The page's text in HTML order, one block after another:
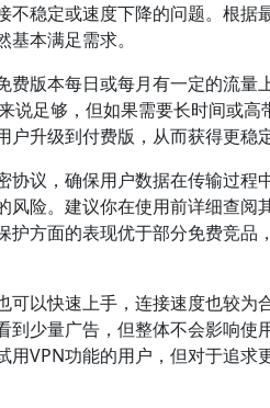
稳定或速度下降的问题。根据
本满足需求。
版本每日或每月有一定的流量
说足够，但如果需要长时间或高
升级到付费版，从而获得更稳
议，确保用户数据在传输过程
险。建议你在使用前详细查阅
方面的表现优于部分免费竞品
以快速上手，连接速度也较为
少量广告，但整体不会影响使
VPN功能的用户，但对于追求